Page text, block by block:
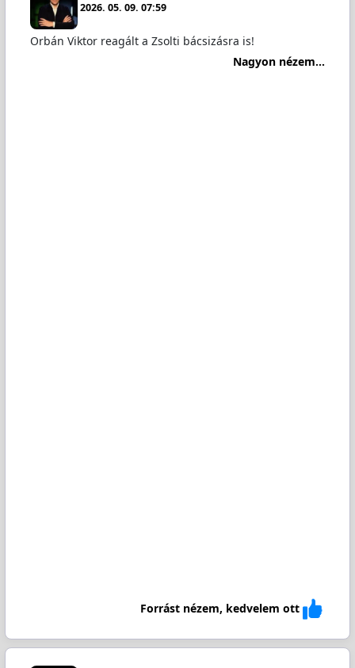
2026. 05. 09. 07:59
Orbán Viktor reagált a Zsolti bácsizásra is!
Nagyon nézem...
Forrást nézem, kedvelem ott